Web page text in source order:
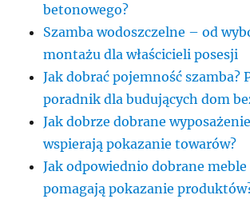
betonowego?
Szamba wodoszczelne – od
montażu dla właścicieli posesji
Jak dobrać pojemność szamba?
poradnik dla budujących dom
Jak dobrze dobrane
wspierają pokazanie towarów?
Jak odpowiednio dobrane meble
pomagają pokazanie